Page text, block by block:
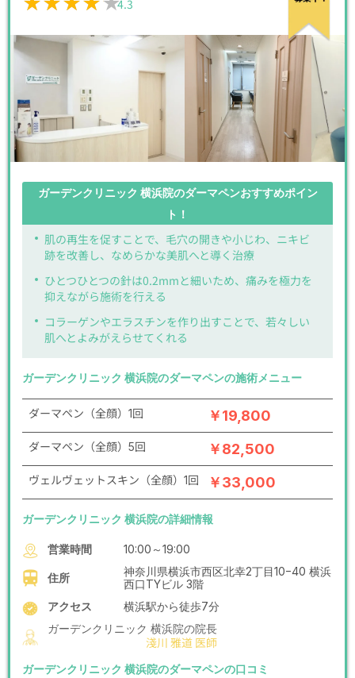
4.3
ガーデンクリニック 横浜院のダーマペンおすすめポイン
ト！
肌の再生を促すことで、毛穴の開きや小じわ、ニキビ
跡を改善し、なめらかな美肌へと導く治療
ひとつひとつの針は0.2mmと細いため、痛みを極力を
抑えながら施術を行える
コラーゲンやエラスチンを作り出すことで、若々しい
肌へとよみがえらせてくれる
ガーデンクリニック 横浜院のダーマペンの施術メニュー
ダーマペン（全顔）1回 ￥19,800
ダーマペン（全顔）5回 ￥82,500
ヴェルヴェットスキン（全顔）1回 ￥33,000
ガーデンクリニック 横浜院の詳細情報
営業時間 10:00～19:00
住所
神奈川県横浜市西区北幸2丁目10−40 横浜
西口TYビル 3階
アクセス
横浜駅から徒歩7分
ガーデンクリニック 横浜院の院長
淺川 雅道 医師
ガーデンクリニック 横浜院のダーマペンの口コミ